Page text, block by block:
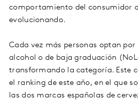
comportamiento del consumidor
evolucionando.
Cada vez más personas optan
alcohol o de baja graduación
transformando la categoría. Este
el ranking de este año, en el que
las dos marcas españolas de